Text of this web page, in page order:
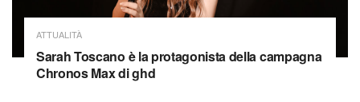
ATTUALITÀ
Sarah Toscano è la protagonista della campagna
Chronos Max di ghd